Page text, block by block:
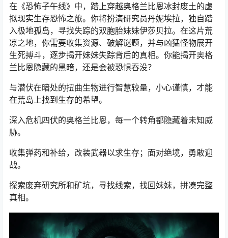
在《恐怖子午线》中，踏上穿越奥格兰比恩冰封废土的虚
拟现实生存恐怖之旅。你将扮演研究员丹妮埃拉，独自踏
入极地孤岛，寻找失踪的双胞胎妹妹伊莎贝拉。在这片荒
凉之地，你需要收集资源、破解谜题，并与凶猛怪物展开
生死搏斗，逐步揭开妹妹失踪背后的真相。你能揭开奥格
兰比恩隐藏的黑暗，还是会被恐惧吞没？
与潜伏在暗处的扭曲生物进行智慧较量，小心谨慎，才能
在荒岛上找到生存的希望。
深入危机四伏的奥格兰比恩，每一个转角都隐藏着未知威
胁。
收集弹药和补给，改装武器以求生存；面对绝境，勇敢迎
战。
探索废弃研究所和矿坑，寻找线索，找回妹妹，拼凑完整
真相。